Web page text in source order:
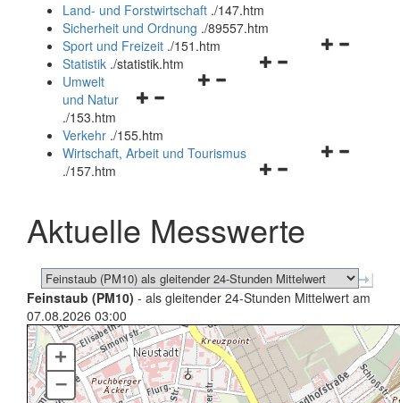
und
schließen
Land- und Forstwirtschaft ./147.htm
Sicherheit und Ordnung ./89557.htm
Navigationsmenü
Sport und Freizeit ./151.htm
Navigationsmenü
Statistik ./statistik.htm
Navigationsmenü
und
schließen
Umwelt
und Natur
./153.htm
Verkehr ./155.htm
Navigationsmenü
schließen
Wirtschaft, Arbeit und Tourismus
./157.htm
Aktuelle Messwerte
Feinstaub (PM10) - als gleitender 24-Stunden Mittelwert am
07.08.2026 03:00
+
–